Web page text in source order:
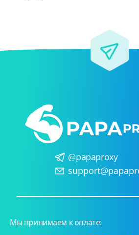
@papaproxy
Мы принимаем к оплате: